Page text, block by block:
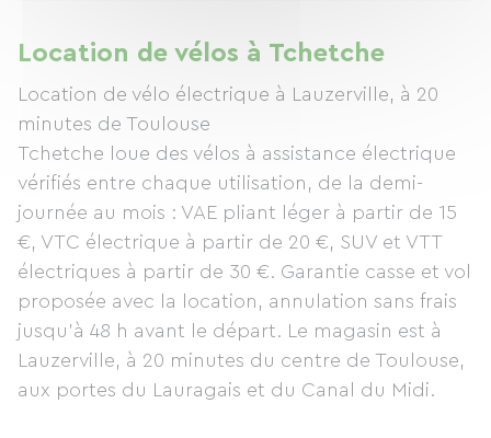
Location de vélos à Tchetche
Location de vélo électrique à Lauzerville, à 20
minutes de Toulouse
Tchetche loue des vélos à assistance électrique
vérifiés entre chaque utilisation, de la demi-
journée au mois : VAE pliant léger à partir de 15
€, VTC électrique à partir de 20 €, SUV et VTT
électriques à partir de 30 €. Garantie casse et vol
proposée avec la location, annulation sans frais
jusqu'à 48 h avant le départ. Le magasin est à
Lauzerville, à 20 minutes du centre de Toulouse,
aux portes du Lauragais et du Canal du Midi.